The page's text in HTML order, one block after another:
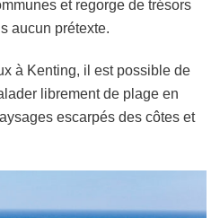
et regorge de trésors
aucun prétexte.
à Kenting, il est possible de
librement de plage en
escarpés des côtes et